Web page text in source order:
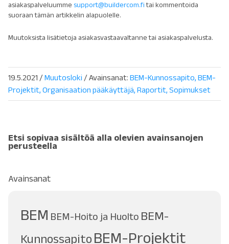
asiakaspalveluumme support@buildercom.fitai kommentoida
suoraan tämän artikkelin alapuolelle.
Muutoksista lisätietoja asiakasvastaavaltanne tai asiakaspalvelusta.
19.5.2021 /Muutosloki / Avainsanat: BEM-Kunnossapito BEM-
Projektit Organisaation pääkäyttäjä Raportit Sopimukset
Etsi sopivaa sisältöä alla olevien avainsanojen
perusteella
Avainsanat
BEM BEM-Hoito ja Huolto BEM-
Kunnossapito BEM-Projektit